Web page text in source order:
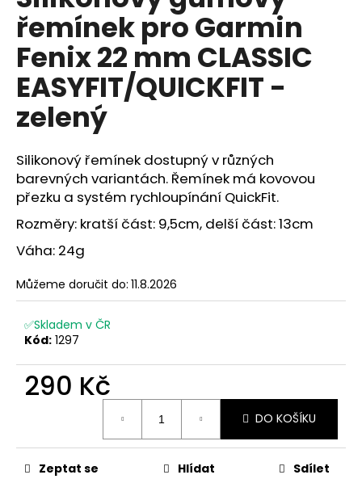
4,9
5
hvězdiček.
řemínek pro Garmin
Fenix 22 mm CLASSIC
EASYFIT/QUICKFIT -
zelený
Silikonový řemínek dostupný v různých
barevných variantách. Řemínek má kovovou
přezku a systém rychloupínání QuickFit.
Rozměry: kratší část: 9,5cm, delší část: 13cm
Váha: 24g
Můžeme doručit do: 11.8.2026
✅Skladem v ČR
Kód: 1297
290 Kč
DO KOŠÍKU
Zeptat se Hlídat Sdílet
a
j
í
t
?
HLEDAT
D
o
p
u
č
u
e